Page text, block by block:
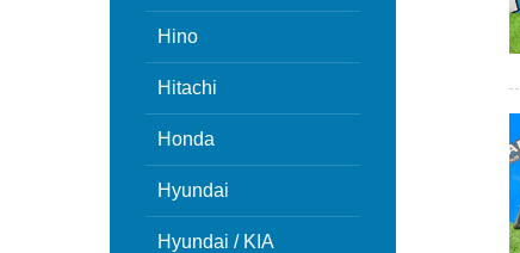
Hino
Hitachi
Honda
Hyundai
Hyundai / KIA